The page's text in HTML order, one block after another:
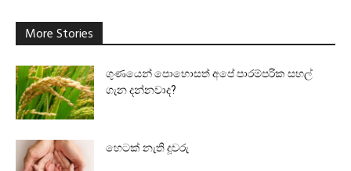
More Stories
ගුණයෙන් පොහොසත් අපේ පාරම්පරික සහල්
ගැන දන්නවාද?
හෙටක් නැති දූවරු